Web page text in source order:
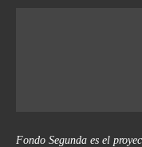
Fondo Segunda es el